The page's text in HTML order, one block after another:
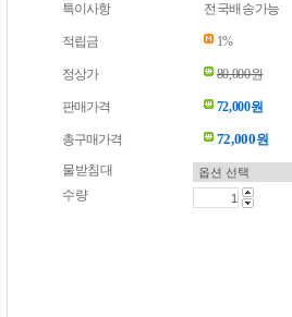
특이사항 전국배송가능
적립금 1%
정상가 80,000원
판매가격 72,000원
총구매가격 72,000원
물받침대
수량